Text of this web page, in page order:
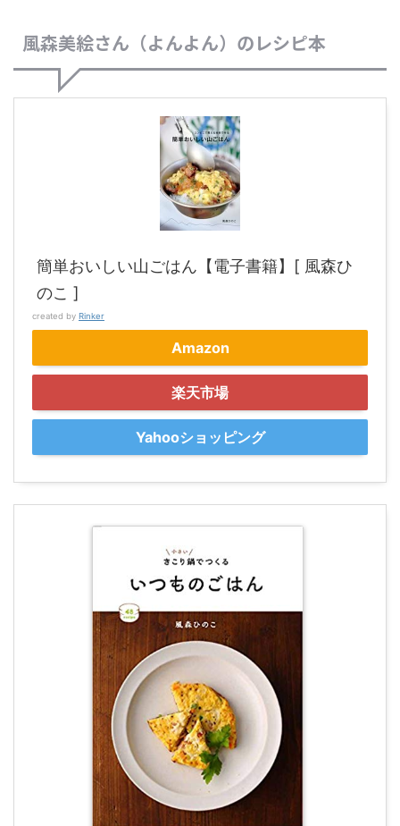
風森美絵さん（よんよん）のレシピ本
簡単おいしい山ごはん【電子書籍】[ 風森ひ
のこ ]
created by Rinker
Amazon
楽天市場
Yahooショッピング